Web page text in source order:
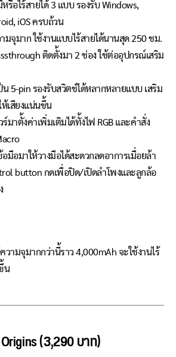
รือไร้สายได้ 3 แบบ รองรับ Windows,
iOS ครบถ้วน
มจุมาก ใช้งานแบบไร้สายได้นานสุด 250 ชม.
ติดตั้งมา 2 ช่อง ใช้ต่ออุปกรณ์เสริม
น 5-pin รองรับสวิตช์ได้หลากหลายแบบ เสริม
ห้เสียงแน่นขึ้น
มาตั้งค่าเพิ่มเติมได้ทั้งไฟ RGB และคำสั่ง
มือมาให้วางมือได้สะดวกลดอาการเมื่อยล้า
button กดเพื่อปิด/เปิดลำโพงและลูกล้อ
วามจุมากกว่านี้ราว 4,000mAh จะใช้งานไร้
น
(3,290 บาท)